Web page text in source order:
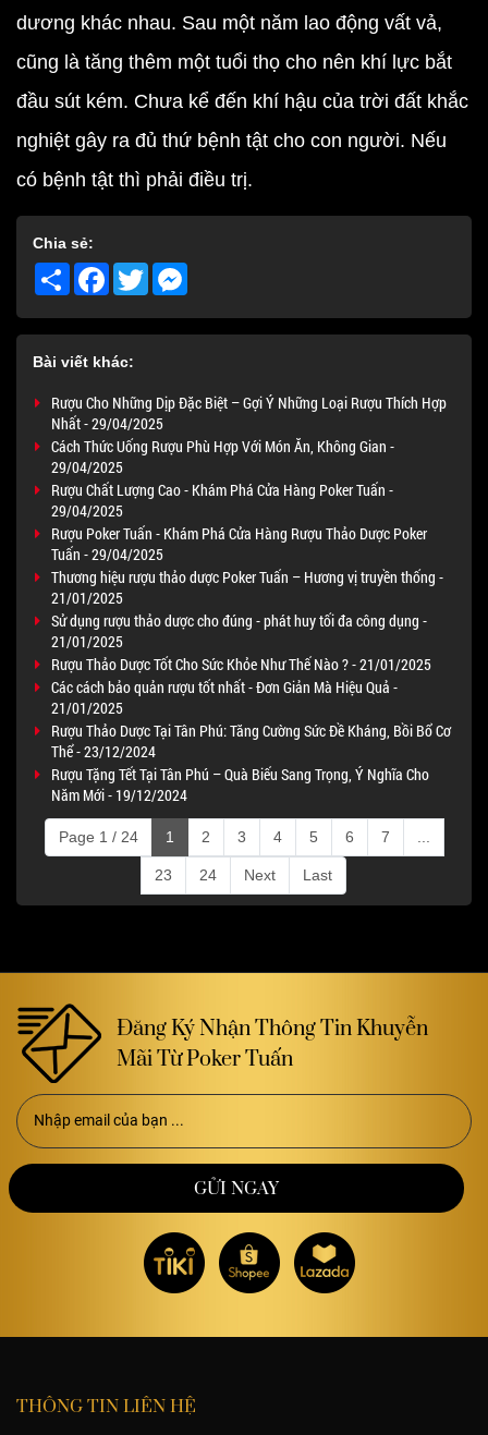
dương khác nhau. Sau một năm lao động vất vả,
cũng là tăng thêm một tuổi thọ cho nên khí lực bắt
đầu sút kém. Chưa kể đến khí hậu của trời đất khắc
nghiệt gây ra đủ thứ bệnh tật cho con người. Nếu
có bệnh tật thì phải điều trị.
Chia sẻ:
Share Facebook
Twitter
Bài viết khác:
Rượu Cho Những Dịp Đặc Biệt – Gợi Ý Những Loại Rượu Thích Hợp
Nhất - 29/04/2025
Cách Thức Uống Rượu Phù Hợp Với Món Ăn, Không Gian -
29/04/2025
Rượu Chất Lượng Cao - Khám Phá Cửa Hàng Poker Tuấn -
29/04/2025
Rượu Poker Tuấn - Khám Phá Cửa Hàng Rượu Thảo Dược Poker
Tuấn - 29/04/2025
Thương hiệu rượu thảo dược Poker Tuấn – Hương vị truyền thống -
21/01/2025
Sử dụng rượu thảo dược cho đúng - phát huy tối đa công dụng -
21/01/2025
Rượu Thảo Dược Tốt Cho Sức Khỏe Như Thế Nào ? - 21/01/2025
Các cách bảo quản rượu tốt nhất - Đơn Giản Mà Hiệu Quả -
21/01/2025
Rượu Thảo Dược Tại Tân Phú: Tăng Cường Sức Đề Kháng, Bồi Bổ Cơ
Thể - 23/12/2024
Rượu Tặng Tết Tại Tân Phú – Quà Biếu Sang Trọng, Ý Nghĩa Cho
Năm Mới - 19/12/2024
Page 1 / 24 1 2 3 4 5 6 7
23 24 Next Last
Đăng Ký Nhận Thông Tin Khuyễn
Mãi Từ Poker Tuấn
THÔNG TIN LIÊN HỆ